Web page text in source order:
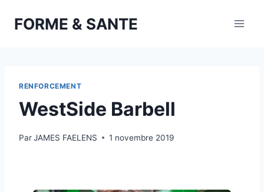
FORME & SANTE
RENFORCEMENT
WestSide Barbell
ParJAMES FAELENS 1 novembre 2019